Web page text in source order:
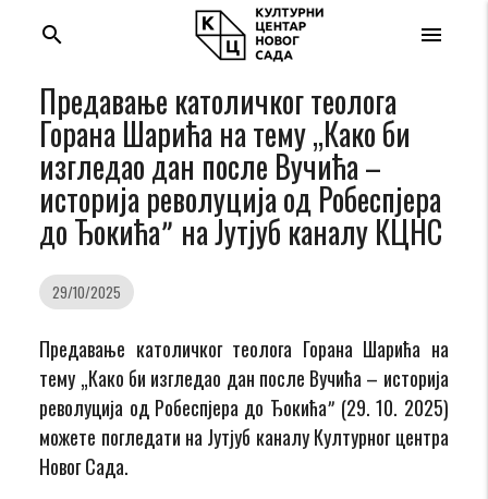
menu
search
Предавање католичког теолога
Горана Шарића на тему „Како би
изгледао дан после Вучића –
историја револуција од Робеспјера
до Ђокићаˮ на Jутјуб каналу КЦНС
29/10/2025
Предавање католичког теолога Горана Шарића на
тему „Како би изгледао дан после Вучића – историја
револуција од Робеспјера до Ђокићаˮ (29. 10. 2025)
можете погледати на Jутјуб каналу Културног центра
Новог Сада.